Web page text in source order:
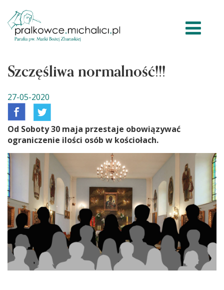
Szczęśliwa normalność!!!
27-05-2020
Od Soboty 30 maja przestaje obowiązywać
ograniczenie ilości osób w kościołach.